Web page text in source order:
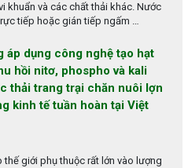
khuẩn và các chất thải khác. Nước
tiếp hoặc gián tiếp ngấm …
áp dụng công nghệ tạo hạt
hồi nitơ, phospho và kali
thải trang trại chăn nuôi lợn
kinh tế tuần hoàn tại Việt
giới phụ thuộc rất lớn vào lượng